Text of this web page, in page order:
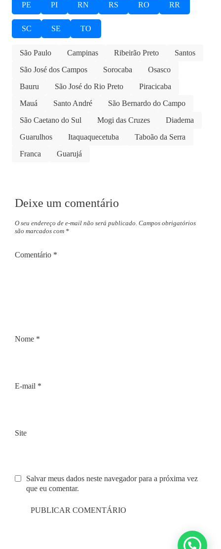
PE PI RN RS RO RR
SC SE TO
São Paulo Campinas Ribeirão Preto
Santos
São José dos Campos
Sorocaba
Osasco
Bauru
São José do Rio Preto
Piracicaba
Mauá
Santo André
São Bernardo do Campo
São Caetano do Sul
Mogi das Cruzes
Diadema
Guarulhos
Itaquaquecetuba
Taboão da Serra
Franca
Guarujá
Deixe um comentário
O seu endereço de e-mail não será publicado. Campos obrigatórios
são marcados com *
Comentário *
Nome *
E-mail *
Site
Salvar meus dados neste navegador para a próxima vez
que eu comentar.